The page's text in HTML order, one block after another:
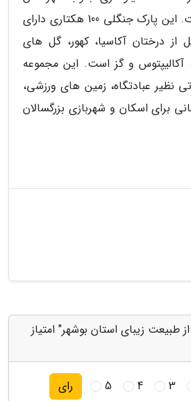
برازجان قرار گرفته است. این پارک جنگلی 100 هکتاری دارای
درختان آکاسیا، کهور، گل های
آکالیپتوس و گز است. این مجموعه
نظیر عبادتگاه، زمین های ورزشی،
برای اسکان و شهربازی بزرگسالان
طبیعت زیبای استان بوشهر" امتیاز
3
4
5 رای